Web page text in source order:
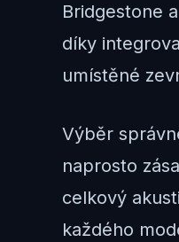
Bridgestone
díky
umístěné
Výběr
naprosto
celkový
každého